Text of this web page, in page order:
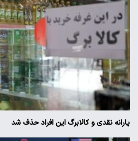
یارانه نقدی و کالابرگ این افراد حذف شد